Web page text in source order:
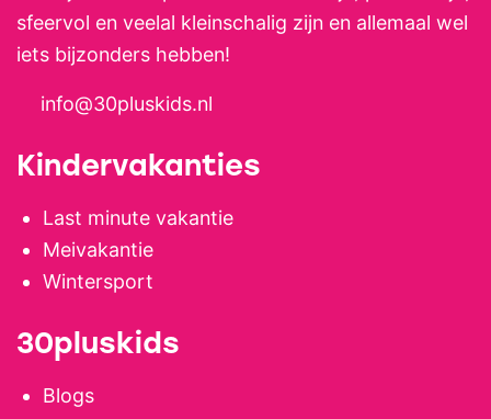
en zullen er alles aan doen om
jullie een onvergetelijke vakantie
sfeervol en veelal kleinschalig zijn en allemaal wel
iets bijzonders hebben!
info@30pluskids.nl
Kindervakanties
Last minute vakantie
Meivakantie
Wintersport
30pluskids
Blogs